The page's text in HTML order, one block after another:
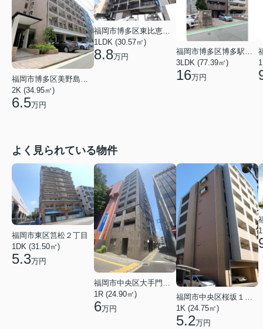
2K (34.95㎡)
6.5万円
1LDK (30.57㎡)
8.8万円
3LDK (77.39㎡)
16万円
よく見られている物件
福岡市東区筥松２丁目
1DK (31.50㎡)
5.3万円
福岡市中央区大手門３丁目
1R (24.90㎡)
6万円
1K (24.75㎡)
5.2万円